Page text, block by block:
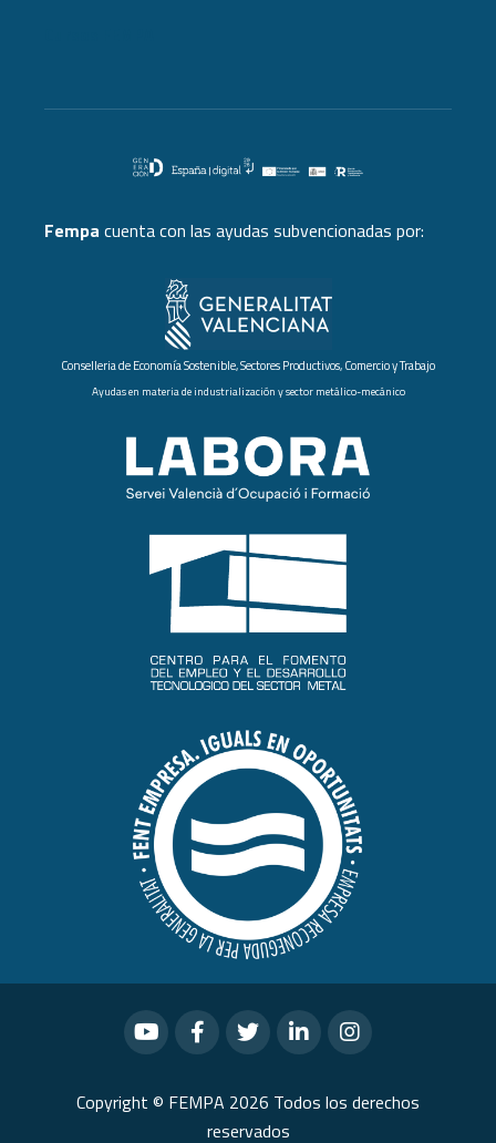
Fempa cuenta con las ayudas subvencionadas por:
Conselleria de Economía Sostenible, Sectores Productivos, Comercio y Trabajo
Ayudas en materia de industrialización y sector metálico-mecánico
Copyright © FEMPA 2026 Todos los derechos
reservados